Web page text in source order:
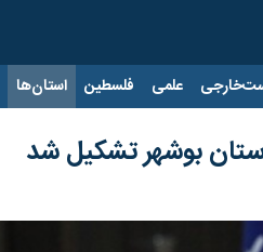
علمی فلسطین استان‌ها